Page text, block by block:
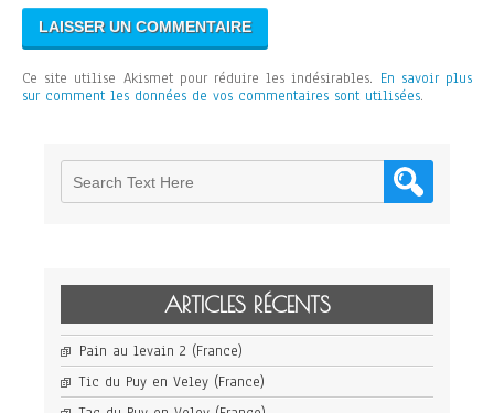
Ce site utilise Akismet pour réduire les indésirables. En savoir plus
sur comment les données de vos commentaires sont utilisées.
ARTICLES RÉCENTS
Pain au levain 2 (France)
Tic du Puy en Veley (France)